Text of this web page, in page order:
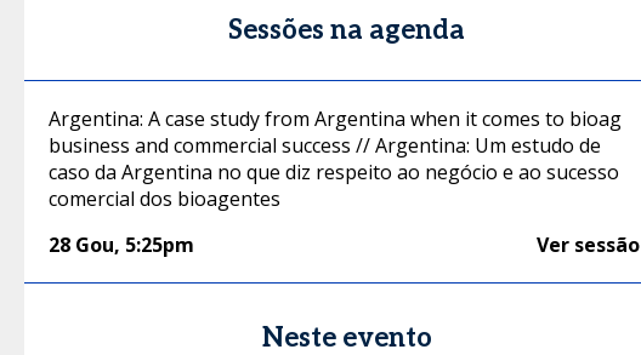
Sessões na agenda
Argentina: A case study from Argentina when it comes to bioag
business and commercial success // Argentina: Um estudo de
caso da Argentina no que diz respeito ao negócio e ao sucesso
comercial dos bioagentes
28 Gou, 5:25pm Ver sessão
Neste evento